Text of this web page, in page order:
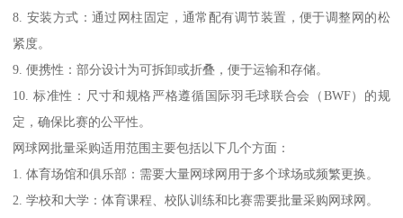
8. 安装方式：通过网柱固定，通常配有调节装置，便于调整网的松
紧度。
9. 便携性：部分设计为可拆卸或折叠，便于运输和存储。
10. 标准性：尺寸和规格严格遵循国际羽毛球联合会（BWF）的规
定，确保比赛的公平性。
网球网批量采购适用范围主要包括以下几个方面：
1. 体育场馆和俱乐部：需要大量网球网用于多个球场或频繁更换。
2. 学校和大学：体育课程、校队训练和比赛需要批量采购网球网。